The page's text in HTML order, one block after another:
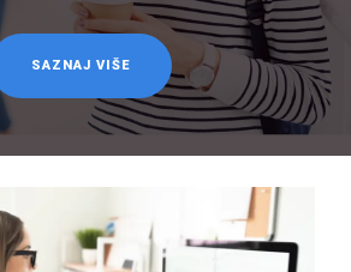
BIRO
SAZNAJ VIŠE